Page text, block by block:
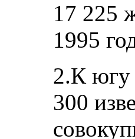
17 225
1995
2.К югу
300